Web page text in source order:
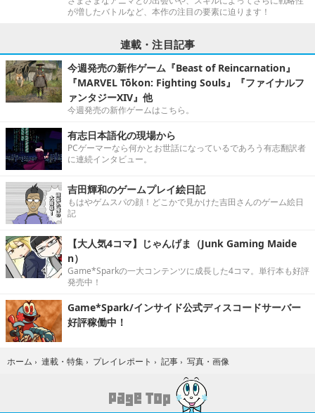
が増したバトルなど、本作の注目の要素に迫ります！
連載・注目記事
今週発売の新作ゲーム『Beast of Reincarnation』
『MARVEL Tōkon: Fighting Souls』『ファイナルフ
ァンタジーXIV』他
今週発売の新作ゲームはこちら。
有志日本語化の現場から
PCゲーマーなら何かとお世話になっているであろう有志翻訳者
に連続インタビュー。
吉田輝和のゲームプレイ絵日記
もはやゲムスパの顔！どこかで見かけた吉田さんのゲーム絵日
記
【大人気4コマ】じゃんげま（Junk Gaming Maide
n）
Game*Sparkの一大コンテンツに成長した4コマ。単行本も好評
発売中！
Game*Spark/インサイド公式ディスコードサーバー
好評稼働中！
ホーム › 連載・特集 › プレイレポート › 記事 › 写真・画像